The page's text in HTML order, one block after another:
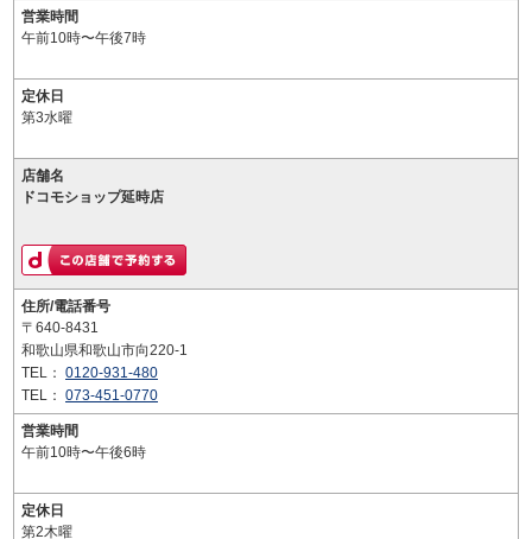
営業時間
午前10時〜午後7時
定休日
第3水曜
店舗名
ドコモショップ延時店
住所/電話番号
〒640-8431
和歌山県和歌山市向220-1
TEL： 0120-931-480
TEL： 073-451-0770
営業時間
午前10時〜午後6時
定休日
第2木曜